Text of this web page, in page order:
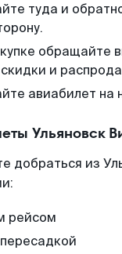
туда и
обращайте
и
авиабилет на
Ульяновск
добраться из
рейсом